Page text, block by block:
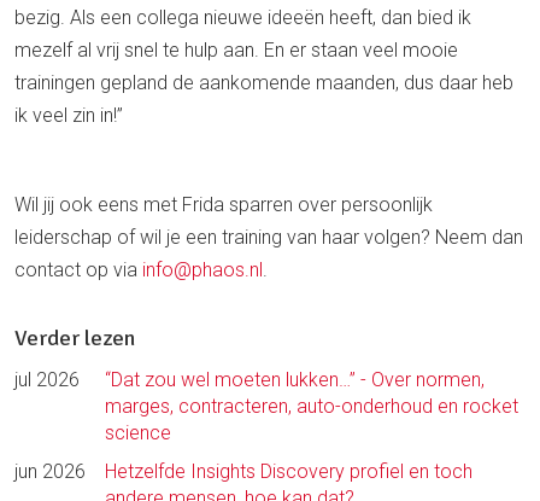
bezig. Als een collega nieuwe ideeën heeft, dan bied ik
mezelf al vrij snel te hulp aan. En er staan veel mooie
trainingen gepland de aankomende maanden, dus daar heb
ik veel zin in!”
Wil jij ook eens met Frida sparren over persoonlijk
leiderschap of wil je een training van haar volgen? Neem dan
contact op via info@phaos.nl
Verder lezen
jul 2026
“Dat zou wel moeten lukken…” - Over normen,
marges, contracteren, auto-onderhoud en rocket
science
jun 2026
Hetzelfde Insights Discovery profiel en toch